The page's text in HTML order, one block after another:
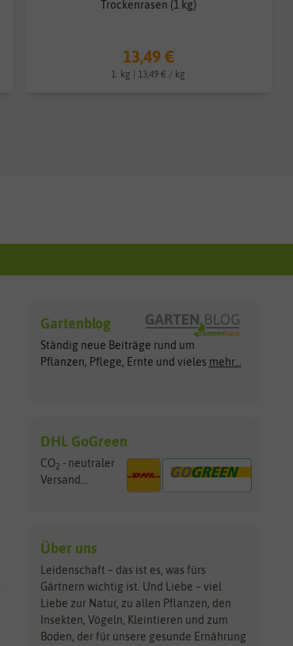
Trockenrasen (1 kg)
13,49 €
1 kg | 13,49 € / kg
Gartenblog
Ständig neue Beiträge rund um
Pflanzen, Pflege, Ernte und vieles mehr...
DHL GoGreen
CO2 - neutraler
Versand...
Über uns
Leidenschaft – das ist es, was fürs
Gärtnern wichtig ist. Und Liebe – viel
Liebe zur Natur, zu allen Pflanzen, den
Insekten, Vögeln, Kleintieren und zum
Boden, der für unsere gesunde Ernährung